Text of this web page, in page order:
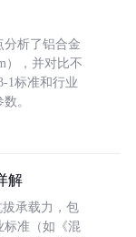
分析了铝合金
），并对比不
1标准和行业
。
解
承载力，包
标准（如《混